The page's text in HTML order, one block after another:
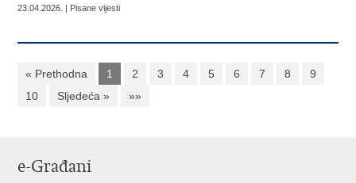
23.04.2026. | Pisane vijesti
« Prethodna 1 2 3 4 5 6 7 8
9
10
Sljedeća » »»
e-Građani